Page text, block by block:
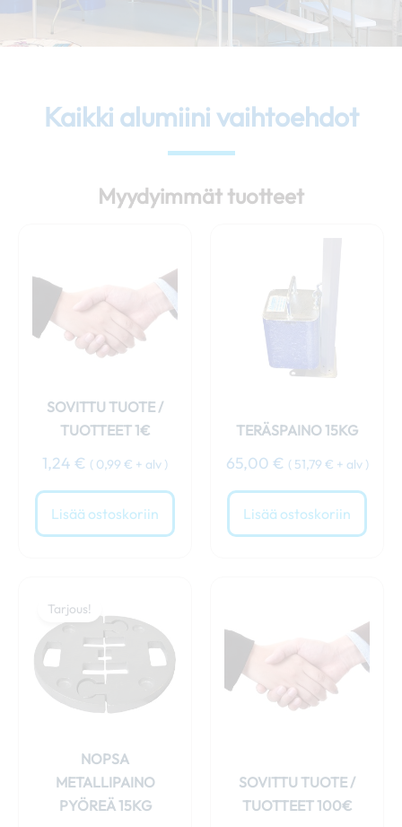
Kaikki alumiini vaihtoehdot
Myydyimmät tuotteet
SOVITTU TUOTE /
TUOTTEET 1€
1,24 € ( 0,99 € + alv )
Lisää ostoskoriin
TERÄSPAINO 15KG
65,00 € ( 51,79 € + alv )
Lisää ostoskoriin
Tarjous!
NOPSA
METALLIPAINO
PYÖREÄ 15KG
oli:
69,00 €.64,00 €.
SOVITTU TUOTE /
TUOTTEET 100€